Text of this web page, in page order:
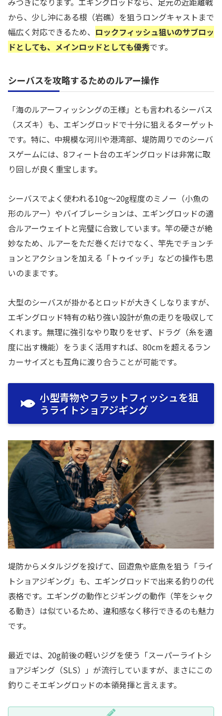
から、少し沖にある根（岩礁）を狙うロングキャストまで
幅広く対応できるため、 ロックフィッシュ狙いのサブロッ
ドとしても、メインロッドとしても優秀です。
シーバスを攻略するためのルアー操作
「海のルアーフィッシングの王様」とも言われるシーバス
（スズキ）も、エギングロッドで十分に狙えるターゲット
です。特に、中規模な河川や港湾部、堤防周りでのシーバ
スゲームには、8フィート台のエギングロッドは非常に取
り回しが良く重宝します。
シーバスでよく使われる10g〜20g程度のミノー（小魚の
形のルアー）やバイブレーションは、エギングロッドの適
合ルアーウェイトと完璧に合致しています。竿の硬さが絶
妙なため、ルアーをただ巻くだけでなく、竿先でチョンチ
ョンとアクションを加える「トゥイッチ」などの操作も思
いのままです。
大型のシーバスが掛かるとロッドが大きくしなりますが、
エギングロッド特有の粘り強い設計が魚の走りを吸収して
くれます。無理に強引なやり取りをせず、ドラグ（糸を適
度に出す機能）をうまく活用すれば、80cmを超えるラン
カーサイズとも互角に渡り合うことが可能です。
小型青物やフラットフィッシュを狙
うライトショアジギング
堤防からメタルジグを投げて、回遊魚や底魚を狙う「ライ
トショアジギング」も、エギングロッドで出来る釣りの代
表格です。エギングの動作とジギングの動作（竿をシャク
る動き）は似ているため、違和感なく移行できるのも魅力
です。
最近では、20g前後の軽いジグを使う「スーパーライトシ
ョアジギング（SLS）」が流行していますが、まさにこの
釣りこそエギングロッドの本領発揮と言えます。